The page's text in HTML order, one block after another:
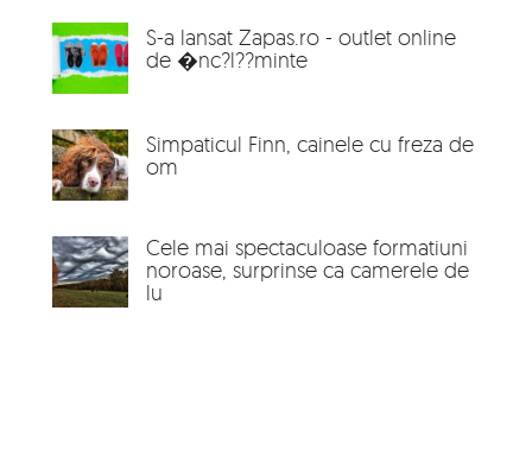
S-a lansat Zapas.ro - outlet online
de �nc?l??minte
Simpaticul Finn, cainele cu freza de
om
Cele mai spectaculoase formatiuni
noroase, surprinse ca camerele de
lu